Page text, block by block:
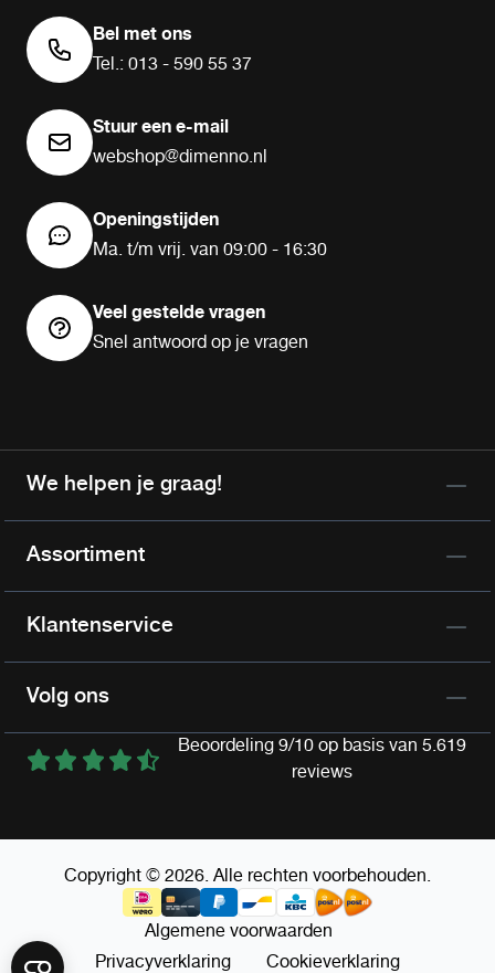
Bel met ons
Tel.: 013 - 590 55 37
Stuur een e-mail
webshop@dimenno.nl
Openingstijden
Ma. t/m vrij. van 09:00 - 16:30
Veel gestelde vragen
Snel antwoord op je vragen
We helpen je graag!
Assortiment
Klantenservice
Volg ons
Beoordeling 9/10 op basis van 5.619
reviews
Copyright © 2026. Alle rechten voorbehouden.
Algemene voorwaarden
Privacyverklaring
Cookieverklaring